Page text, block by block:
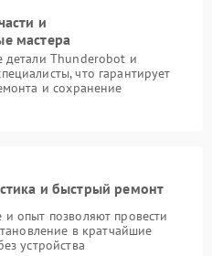
и
мастера
детали Thunderobot и
что гарантирует
и сохранение
и быстрый ремонт
опыт позволяют провести
в кратчайшие
устройства